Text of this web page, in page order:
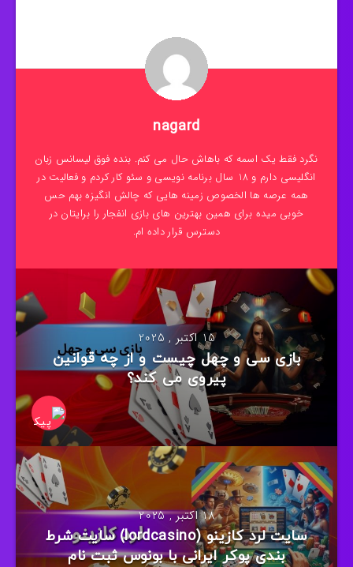
nagard
نگرد فقط یک اسمه که باهاش حال می کنم. بنده فوق لیسانس زبان
انگلیسی دارم و 18 سال برنامه نویسی و سئو کار کردم و فعالیت در
همه عرصه ها الخصوص زمینه هایی که چالش انگیزه بهم حس
خوبی میده برای همین بهترین های بازی انفجار را برایتان در
دسترس قرار داده ام.
15 اکتبر , 2025
بازی سی و چهل چیست و از چه قوانین
پیروی می کند؟
18 اکتبر , 2025
سایت لرد کازینو (lordcasino) سایت شرط
بندی پوکر ایرانی با بونوس ثبت نام